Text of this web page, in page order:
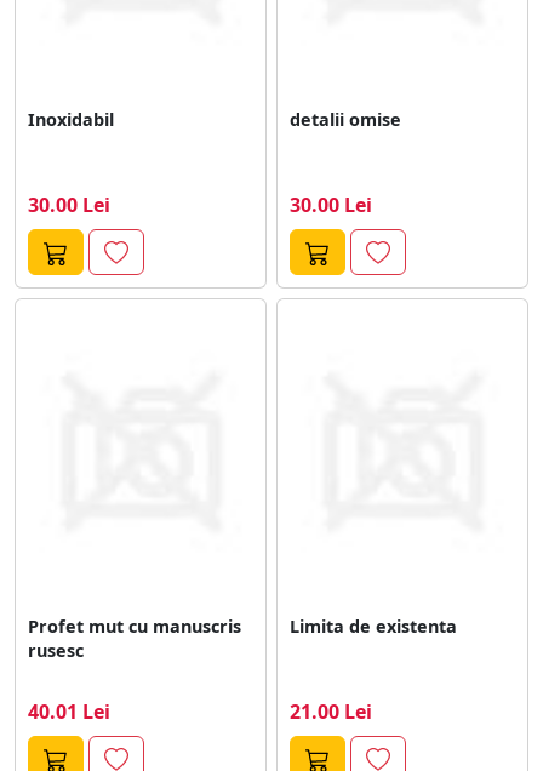
Inoxidabil
30.00 Lei
detalii omise
30.00 Lei
Profet mut cu manuscris
rusesc
40.01 Lei
Limita de existenta
21.00 Lei